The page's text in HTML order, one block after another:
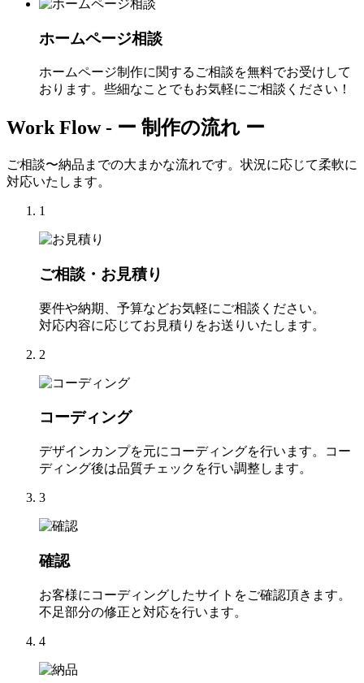
ホームページ相談
ホームページ制作に関するご相談を無料でお受けして
おります。些細なことでもお気軽にご相談ください！
Work Flow - ー 制作の流れ ー
ご相談〜納品までの大まかな流れです。状況に応じて柔軟に
対応いたします。
1
ご相談・お見積り
要件や納期、予算などお気軽にご相談ください。
対応内容に応じてお見積りをお送りいたします。
2
コーディング
デザインカンプを元にコーディングを行います。コー
ディング後は品質チェックを行い調整します。
3
確認
お客様にコーディングしたサイトをご確認頂きます。
不足部分の修正と対応を行います。
4